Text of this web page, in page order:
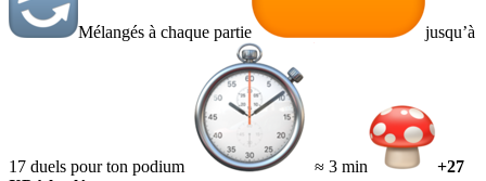
Mélangés à chaque partie jusqu’à
17 duels pour ton podium ≈ 3 min
+27